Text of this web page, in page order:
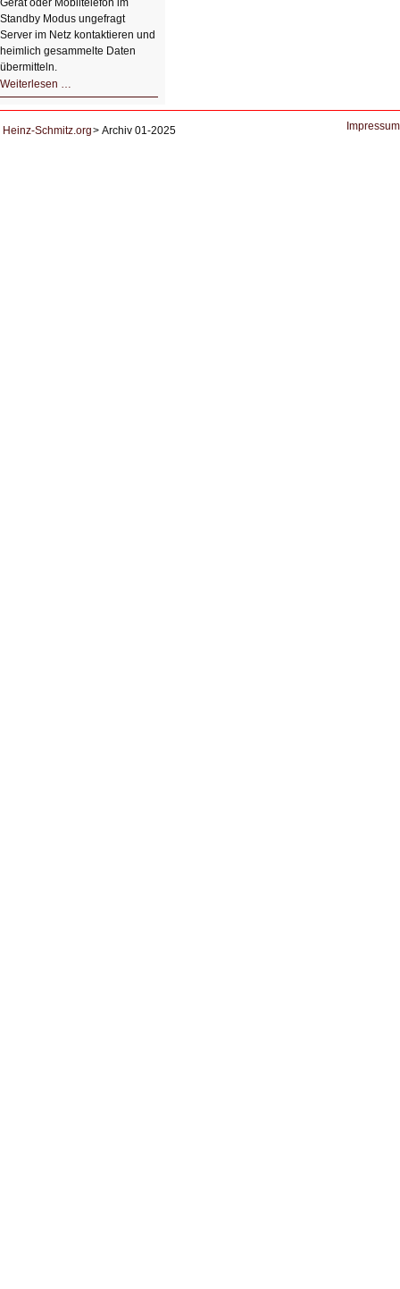
Gerät oder Mobiltelefon im
Standby Modus ungefragt
Server im Netz kontaktieren und
heimlich gesammelte Daten
übermitteln.
Weiterlesen …
DNS
Heinz-Schmitz.org
Archiv 01-2025 Impressum